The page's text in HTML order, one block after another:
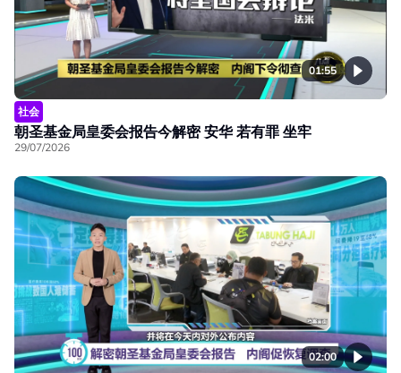
01:55
社会
朝圣基金局皇委会报告今解密 安华 若有罪 坐牢
29/07/2026
02:00